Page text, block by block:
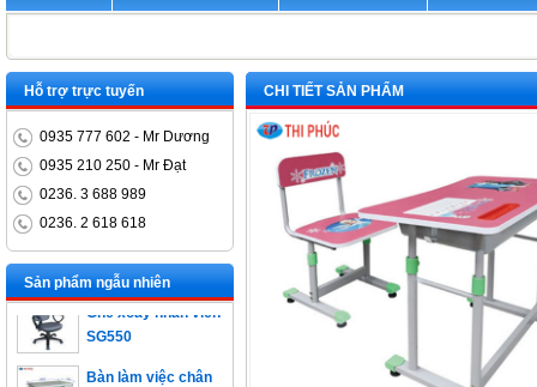
CHI TIẾT SẢN PHẨM
Hỗ trợ trực tuyến
0935 777 602 - Mr Dương
0935 210 250 - Mr Đạt
0236. 3 688 989
0236. 2 618 618
Sản phẩm ngẫu nhiên
Bàn trưởng phòng
ET1400D
Ghế xoay nhân viên
SG550
sắt LC14